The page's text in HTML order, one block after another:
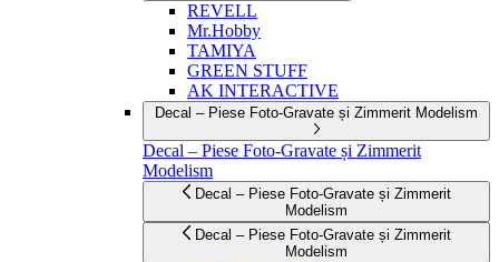
REVELL
Mr.Hobby
TAMIYA
GREEN STUFF
AK INTERACTIVE
Decal – Piese Foto-Gravate și Zimmerit Modelism
Decal – Piese Foto-Gravate și Zimmerit
Modelism
Decal – Piese Foto-Gravate și Zimmerit
Modelism
Decal – Piese Foto-Gravate și Zimmerit
Modelism